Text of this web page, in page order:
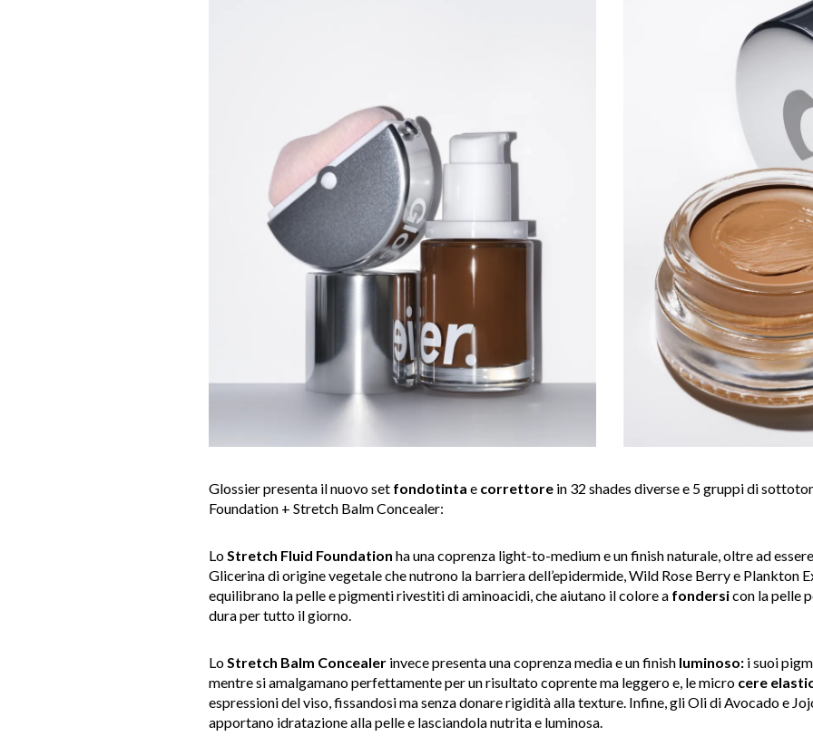
Glossier presenta il nuovo set fondotinta e correttorein 32 shades diverse e 5 gruppi di
Foundation + Stretch Balm Concealer:
LoStretch Fluid Foundation ha una coprenza light-to-medium e un finish naturale, oltre ad
Glicerina di origine vegetale che nutrono la barriera dell’epidermide, Wild Rose Berry e Plankton
equilibrano la pelle e pigmenti rivestiti di aminoacidi, che aiutano il colore a fondersicon la pelle
dura per tutto il giorno.
LoStretch Balm Concealerinvece presenta una coprenza media e un finish luminoso:i suoi
mentre si amalgamano perfettamente per un risultato coprente ma leggero e, le micro cere
espressioni del viso, fissandosi ma senza donare rigidità alla texture. Infine, gli Oli di Avocado e
apportano idratazione alla pelle e lasciandola nutrita e luminosa.